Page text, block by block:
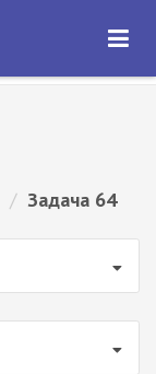
ОТКРЫТЬ
/ Задача 64